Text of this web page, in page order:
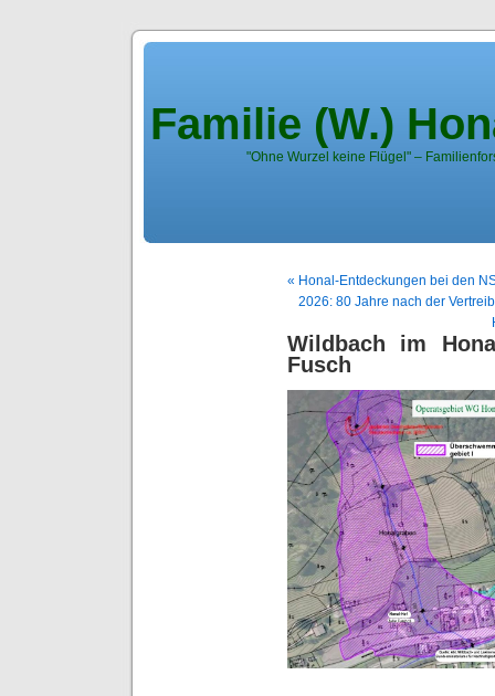
Familie (W.)
"Ohne Wurzel keine Flügel" –
« Honal-Entdeckungen bei den
2026: 80 Jahre nach der
Wildbach im
Fusch